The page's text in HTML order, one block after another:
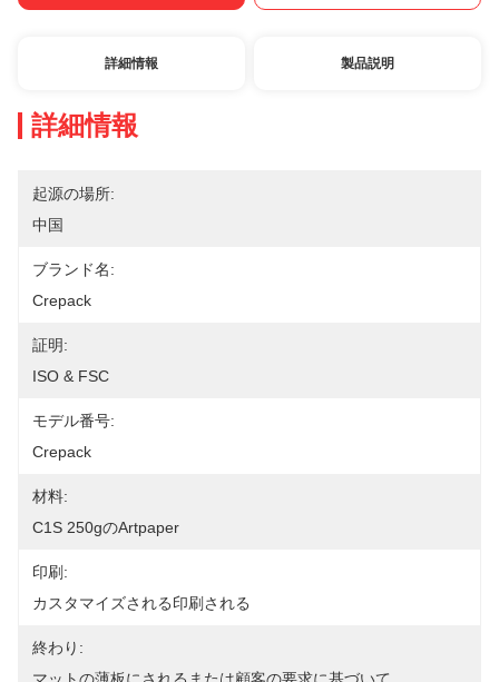
詳細情報 製品説明
詳細情報
起源の場所:
中国
ブランド名:
Crepack
証明:
ISO & FSC
モデル番号:
Crepack
材料:
C1S 250gのartpaper
印刷:
カスタマイズされる印刷される
終わり: